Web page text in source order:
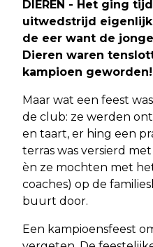
DIEREN - Het ging
uitwedstrijd
de eer want de
Dieren waren
kampioen geworden!
Maar wat een feest
de club: ze werden
en taart, er hing een
terras was versierd
èn ze mochten met
coaches) op de
buurt door.
Een kampioensfeest